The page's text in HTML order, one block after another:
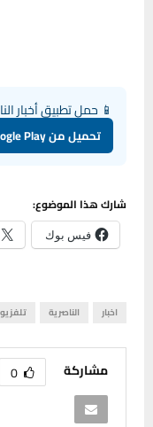
📱 حمل تطبيق أخبار
تحميل من Google Play
شارك هذا الموضوع:
فيس بوك
اخبار الناصرية
مشاركة 0